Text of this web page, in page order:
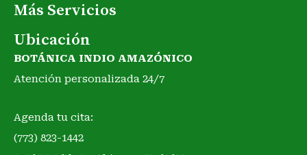
Más Servicios
Ubicación
BOTÁNICA INDIO AMAZÓNICO
Atención personalizada 24/7
Agenda tu cita:
(773) 823-1442